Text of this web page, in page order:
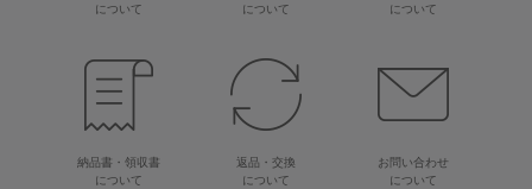
について
について
について
納品書・領収書
について
返品・交換
について
お問い合わせ
について